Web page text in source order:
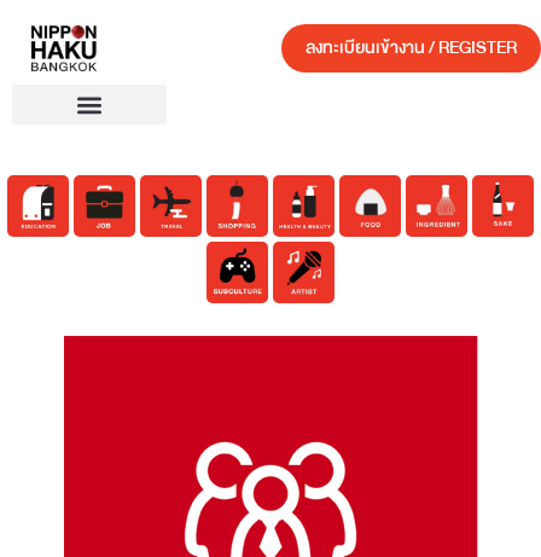
ลงทะเบียนเข้างาน / REGISTER